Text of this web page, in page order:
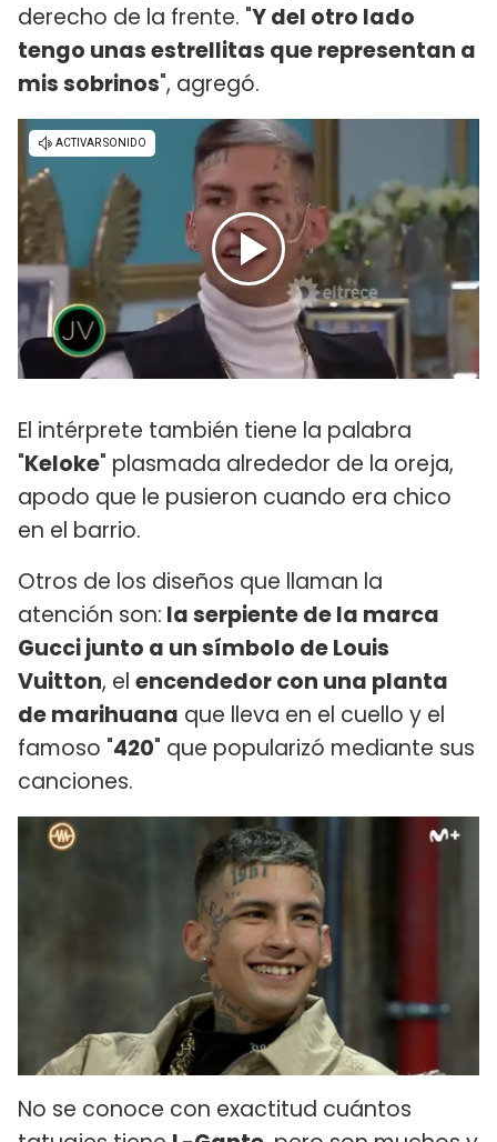
derecho de la frente. "Y del otro lado
tengo unas estrellitas que representan a
mis sobrinos", agregó.
El intérprete también tiene la palabra
"Keloke" plasmada alrededor de la oreja,
apodo que le pusieron cuando era chico
en el barrio.
Otros de los diseños que llaman la
atención son: la serpiente de la marca
Gucci junto a un símbolo de Louis
Vuitton, el encendedor con una planta
de marihuana que lleva en el cuello y el
famoso "420" que popularizó mediante sus
canciones.
No se conoce con exactitud cuántos